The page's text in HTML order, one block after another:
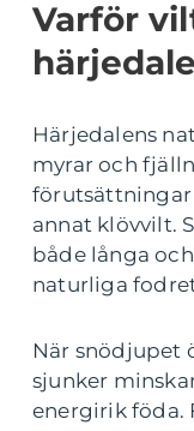
Varför
Härjedalens
myrar och
förutsättningar
annat klövvilt.
både långa
naturliga
När snödjupet
sjunker
energirik föda.